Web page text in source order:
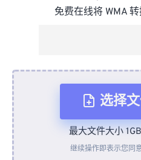
免费在线将 WMA
选择
从设备
最大文件大小
继续操作即表示您同